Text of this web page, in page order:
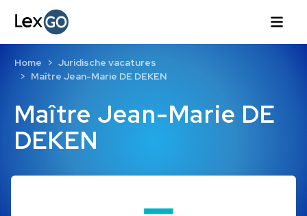
Maître Jean-Marie DE
DEKEN
Home
Juridische vacatures
Maître Jean-Marie DE DEKEN